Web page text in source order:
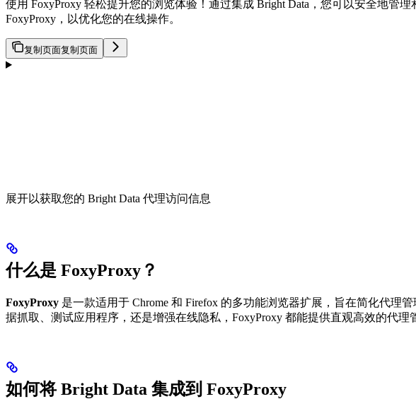
使用 FoxyProxy 轻松提升您的浏览体验！通过集成 Bright Data，您可以安全地管
FoxyProxy，以优化您的在线操作。
复制页面复制页面
展开以获取您的 Bright Data 代理访问信息
什么是 FoxyProxy？
FoxyProxy 是一款适用于 Chrome 和 Firefox 的多功能浏览器扩展，旨在简化代
据抓取、测试应用程序，还是增强在线隐私，FoxyProxy 都能提供直观高效的代理
如何将 Bright Data 集成到 FoxyProxy